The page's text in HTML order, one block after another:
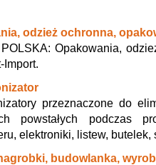
odzież ochronna,
Opakowania,
Import.
przeznaczone do
powstałych podczas
elektroniki, listew, butelek,
budowlanka,